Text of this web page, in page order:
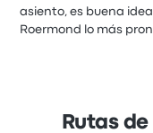
asiento, es buena
Roermond lo más
Rutas